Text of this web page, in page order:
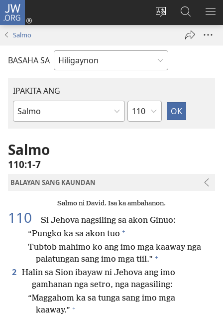
JW.ORG
Islan
lenguahe
sang
site
Mag-
log
new
Mangita
sa
JW.ORG
Salmo
BASAHA SA
IPAKITA ANG
Libro
Biblia
Kapitulo
Salmo
110:1-7
BALAYAN SANG KAUNDAN
Salmo ni David. Isa ka ambahanon.
110
Si Jehova nagsiling sa akon Ginuo:
“Pungko ka sa akon tuo +
Tubtob mahimo ko ang imo mga kaaway nga
palatungan sang imo mga tiil.” +
2 Halin sa Sion ibayaw ni Jehova ang imo
gamhanan nga setro, nga nagasiling:
“Maggahom ka sa tunga sang imo mga
kaaway.” +